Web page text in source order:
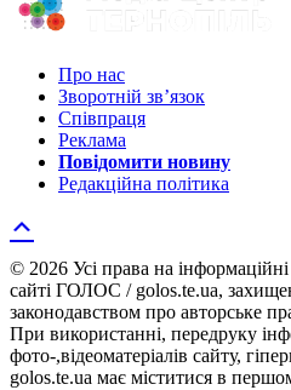
Про нас
Зворотній зв’язок
Співпраця
Реклама
Повідомити новину
Редакційна політика
© 2026 Усі права на
сайті ГОЛОС / golos.te.ua,
законодавством про авторське
При використанні, передруку
фото-,відеоматеріалів сайту,
golos.te.ua має міститися в